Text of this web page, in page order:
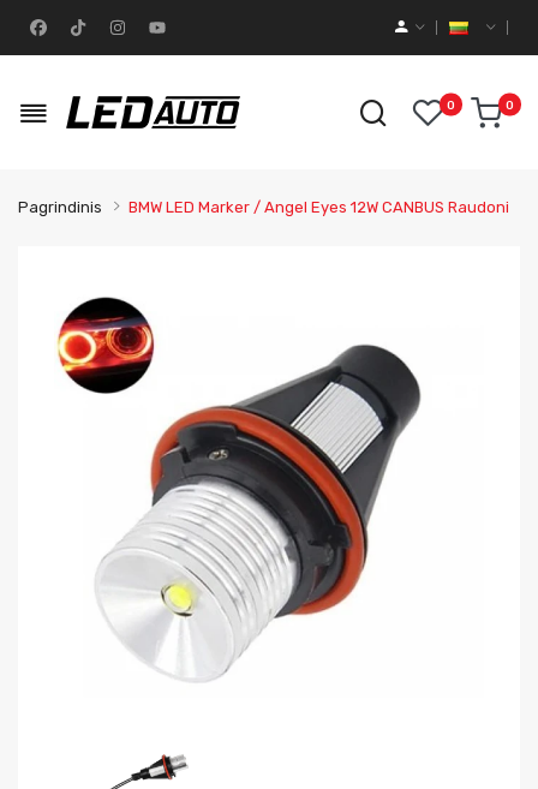
0 0
Pagrindinis BMW LED Marker / Angel Eyes 12W CANBUS Raudoni